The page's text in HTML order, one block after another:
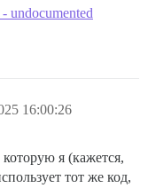
undocumented
16:00:26
я (кажется,
тот же код,